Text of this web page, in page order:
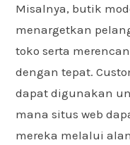
Misalnya, butik
menargetkan
toko serta
dengan tepat.
dapat digunakan
mana situs web
mereka melalui